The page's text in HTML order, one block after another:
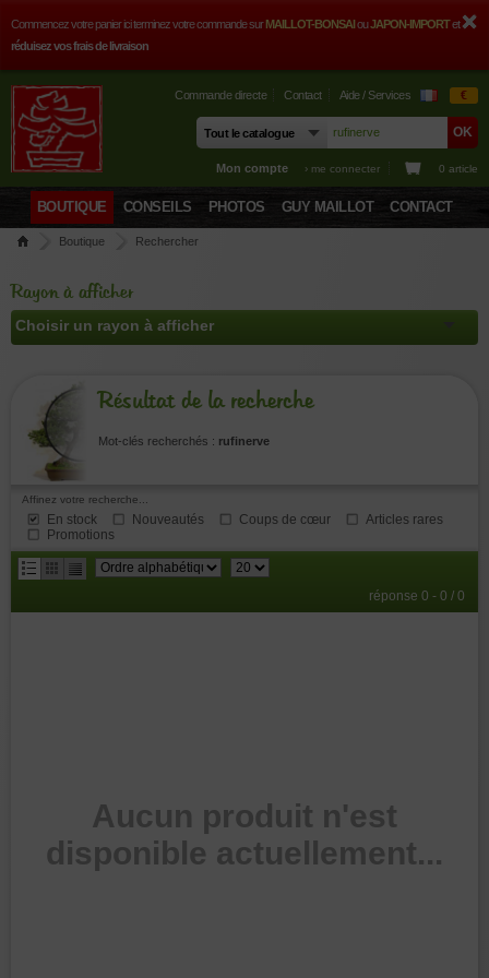
Commencez votre panier ici terminez votre commande surMAILLOT-BONSAIouJAPON-IMPORTet
réduisez vos frais de livraison
Commande directe Contact Aide / Services €
Mon compte › me connecter 0 article
BOUTIQUE CONSEILS PHOTOS GUY MAILLOT CONTACT
Boutique Rechercher
Rayon à afficher
Résultat de la recherche
Mot-clés recherchés : rufinerve
Affinez votre recherche...
En stock Nouveautés Coups de cœur
Articles rares
Promotions
réponse 0 - 0 / 0
Aucun produit n'est
disponible actuellement...